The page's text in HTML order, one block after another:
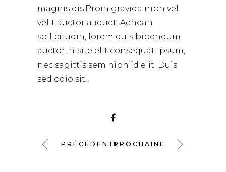
magnis dis.Proin gravida nibh vel
velit auctor aliquet. Aenean
sollicitudin, lorem quis bibendum
auctor, nisite elit consequat ipsum,
nec sagittis sem nibh id elit. Duis
sed odio sit.
PRÉCÉDENTEPROCHAINE